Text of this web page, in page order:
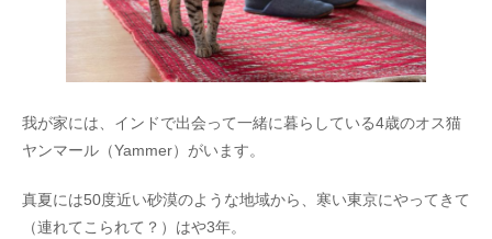
我が家には、インドで出会って一緒に暮らしている4歳のオス猫
ヤンマール（Yammer）がいます。
真夏には50度近い砂漠のような地域から、寒い東京にやってきて
（連れてこられて？）はや3年。